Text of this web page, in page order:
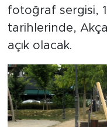
fotoğraf sergisi,
tarihlerinde,
açık olacak.